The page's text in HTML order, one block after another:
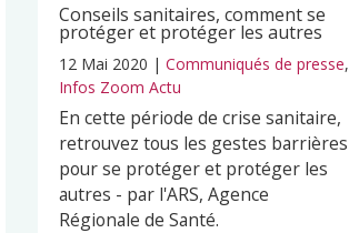
Conseils sanitaires, comment se
protéger et protéger les autres
12 Mai 2020 | Communiqués de presse,
Infos Zoom Actu
En cette période de crise sanitaire,
retrouvez tous les gestes barrières
pour se protéger et protéger les
autres - par l'ARS, Agence
Régionale de Santé.